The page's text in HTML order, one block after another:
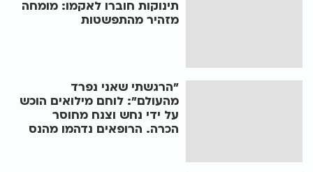
תינוקות חוברו לאקמו: מומחה
מזהיר מהתפשטות
"הרגשתי שאני נפרד
מהעולם": לוחם מילואים הוכש
על ידי נחש וצנח מחוסר
הכרה. הרופאים נדהמו מהנס